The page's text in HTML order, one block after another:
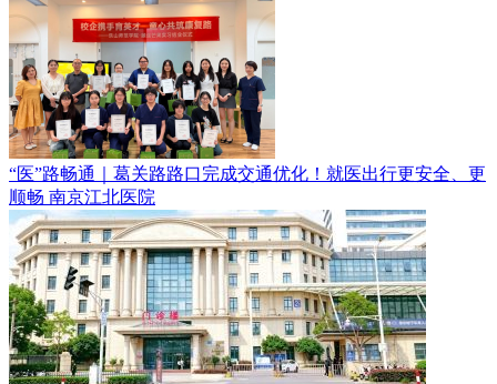
“医”路畅通｜葛关路路口完成交通优化！就医出行更安全、更
顺畅 南京江北医院